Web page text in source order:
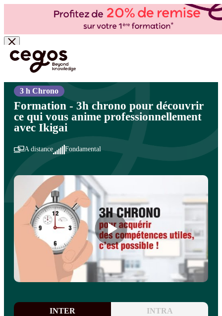
Skip to main content
Vous êtes ici : Accueil >Cegos, organisme de formation à Paris et en régions
professionnelle>Prise de parole en public
3 h Chrono
Formation - 3h chrono pour découvrir
ce qui vous anime professionnellement
avec Ikigai
A distance Fondamental
INTER INTRA